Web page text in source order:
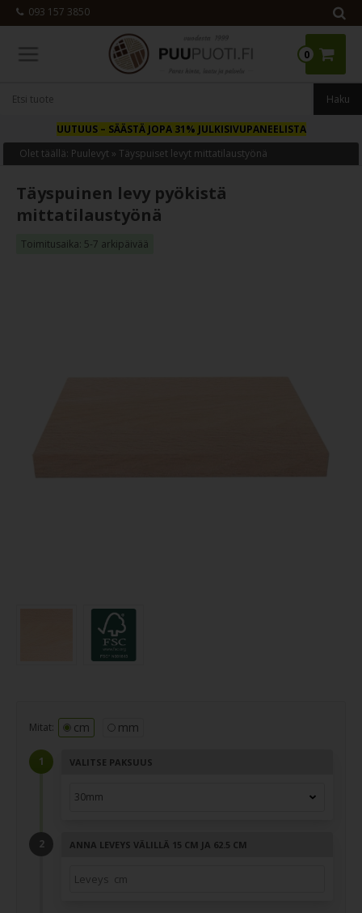
093 157 3850
0
UUTUUS– SÄÄSTÄ JOPA 31% JULKISIVUPANEELISTA
Olet täällä: Puulevyt »Täyspuiset levyt mittatilaustyönä
Täyspuinen levy pyökistä
mittatilaustyönä
Toimitusaika: 5-7 arkipäivää
Mitat: cm mm
VALITSE PAKSUUS
ANNA LEVEYS VÄLILLÄ 15 CM JA 62.5 CM